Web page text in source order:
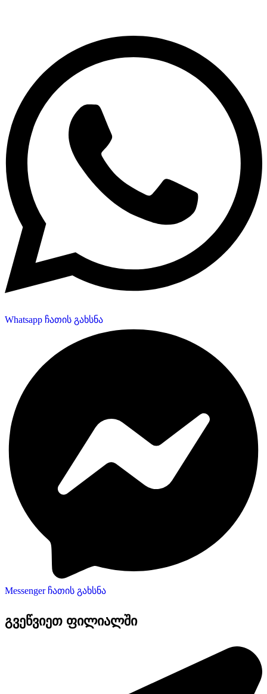
Whatsapp ჩათის გახსნა
Messenger ჩათის გახსნა
გვეწვიეთ ფილიალში​